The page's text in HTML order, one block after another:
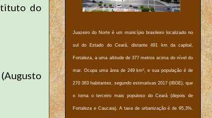
do
Juazeiro do Norte é um município brasileiro localizado no
sul do Estado do Ceará, distante 491 km da capital,
Fortaleza, a uma altitude de 377 metros acima do nível do
mar. Ocupa uma área de 249 km², e sua população é de
270 383 habitantes, segundo estimativas 2017 (IBGE), que
o torna o terceiro mais populoso do Ceará (depois de
Fortaleza e Caucaia). A taxa de urbanização é de 95,3%.